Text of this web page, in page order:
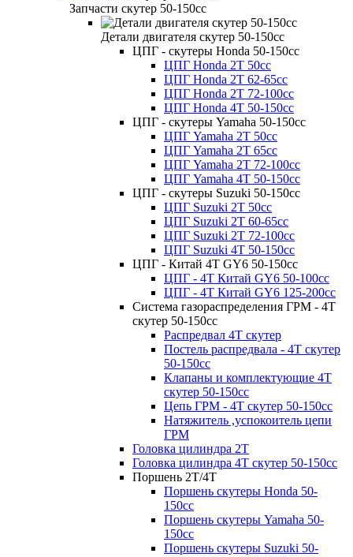
Запчасти скутер 50-150cc
Детали двигателя скутер 50-150cc
ЦПГ - скутеры Honda 50-150cc
ЦПГ Honda 2Т 50cc
ЦПГ Honda 2Т 62-65cc
ЦПГ Honda 2Т 72-100cc
ЦПГ Honda 4Т 50-150cc
ЦПГ - скутеры Yamaha 50-150cc
ЦПГ Yamaha 2Т 50cc
ЦПГ Yamaha 2Т 65cc
ЦПГ Yamaha 2Т 72-100cc
ЦПГ Yamaha 4Т 50-150cc
ЦПГ - скутеры Suzuki 50-150cc
ЦПГ Suzuki 2Т 50cc
ЦПГ Suzuki 2Т 60-65cc
ЦПГ Suzuki 2Т 72-100cc
ЦПГ Suzuki 4Т 50-150cc
ЦПГ - Китай 4Т GY6 50-150cc
ЦПГ - 4Т Китай GY6 50-100cc
ЦПГ - 4T Китай GY6 125-200cc
Система газораспределения ГРМ - 4T
скутер 50-150cc
Распредвал 4Т скутер
Постель распредвала - 4T скутер
50-150cc
Клапаны и комплектующие 4T
скутер 50-150сс
Цепь ГРМ - 4T скутер 50-150cc
Натяжитель ,успокоитель цепи
ГРМ
Головка цилиндра 2Т
Головка цилиндра 4Т скутер 50-150cc
Поршень 2Т/4Т
Поршень скутеры Honda 50-
150cc
Поршень скутеры Yamaha 50-
150cc
Поршень скутеры Suzuki 50-